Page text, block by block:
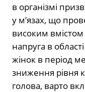
в організмі
у м’язах, що
високим
напруга в
жінок в період
зниження рівня
голова, варто